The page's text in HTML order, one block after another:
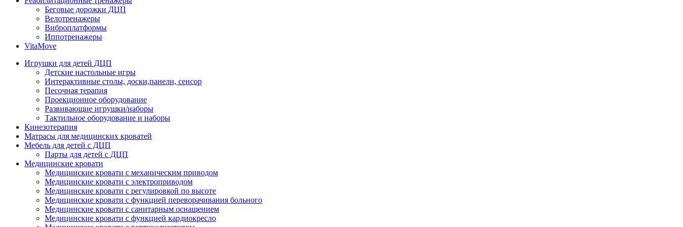
Беговые дорожки ДЦП
Велотренажеры
Виброплатформы
Иппотренажеры
VitaMove
Игрушки для детей ДЦП
Детские настольные игры
Интерактивные столы, доски,панели, сенсор
Песочная терапия
Проекционное оборудование
Развивающие игрушки/наборы
Тактильное оборудование и наборы
Кинезотерапия
Матрасы для медицинских кроватей
Мебель для детей с ДЦП
Парты для детей с ДЦП
Медицинские кровати
Медицинские кровати с механическим приводом
Медицинские кровати с электроприводом
Медицинские кровати с регулировкой по высоте
Медицинские кровати с функцией переворачивания больного
Медицинские кровати с санитарным оснащением
Медицинские кровати с функцией кардиокресло